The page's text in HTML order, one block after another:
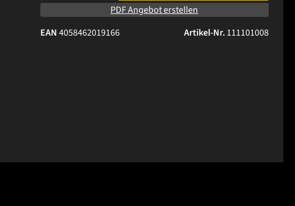
PDF Angebot erstellen
Artikel-Nr.111101008
EAN4058462019166